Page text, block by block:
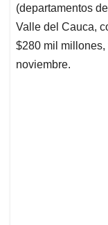
(departamentos
Valle del Cauca,
$280 mil
noviembre.